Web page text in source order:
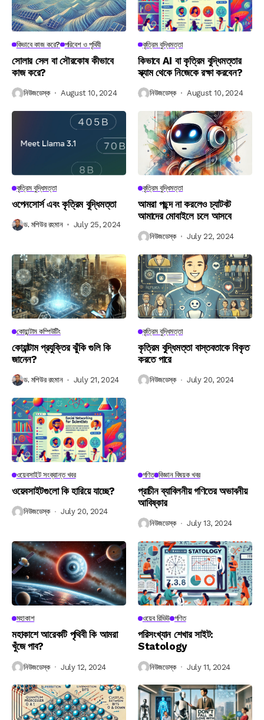
কিভাবে কাজ করে? পরিবেশ ও পৃথিবী
সোলার সেল বা সৌরকোষ কীভাবে
কাজ করে?
নিউজডেস্ক August 10, 2024
কৃত্রিম বুদ্ধিমত্তা
কিভাবে AI বা কৃত্রিম বুদ্ধিমত্তার
স্ক্যাম থেকে নিজেকে রক্ষা করবেন?
নিউজডেস্ক August 10, 2024
কৃত্রিম বুদ্ধিমত্তা
ওপেনসোর্স এবং কৃত্রিম বুদ্ধিমত্তা
ড. মশিউর রহমান July 25, 2024
কৃত্রিম বুদ্ধিমত্তা
আমরা পছন্দ না করলেও চ্যাটবট
আমাদের মোবাইলে চলে আসবে
নিউজডেস্ক July 22, 2024
কোয়ান্টাম কম্পিউটিং
কোয়ান্টাম প্রযুক্তির ঝুঁকি গুলি কি
জানেন?
ড. মশিউর রহমান July 21, 2024
কৃত্রিম বুদ্ধিমত্তা
কৃত্রিম বুদ্ধিমত্তা বাস্তবতাকে বিকৃত
করতে পারে
নিউজডেস্ক July 20, 2024
ওয়েবসাইট সংক্রান্ত খবর
ওয়েবসাইটগুলো কি হারিয়ে যাচ্ছে?
নিউজডেস্ক July 20, 2024
গণিত বিজ্ঞান বিষয়ক খবর
প্রাচীন ব্যাবিলনীয় গণিতের অভাবনীয়
আবিষ্কার
নিউজডেস্ক July 13, 2024
মহাকাশ
মহাকাশে আরেকটি পৃথিবী কি আমরা
খুঁজে পাব?
নিউজডেস্ক July 12, 2024
ওয়েব রিভিউ গণিত
পরিসংখ্যান শেখার সাইট:
Statology
নিউজডেস্ক July 11, 2024